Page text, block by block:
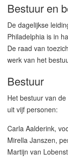
Bestuur en
De dagelijkse
Philadelphia is in
De raad van
werk van het
Bestuur
Het bestuur van
uit vijf personen:
Carla Aalderink,
Mirella Janszen,
Martijn van